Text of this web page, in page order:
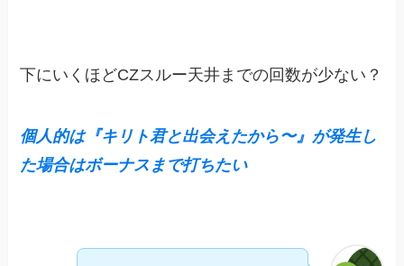
下にいくほどCZスルー天井までの回数が少ない？
個人的は『キリト君と出会えたから〜』が発生し
た場合はボーナスまで打ちたい